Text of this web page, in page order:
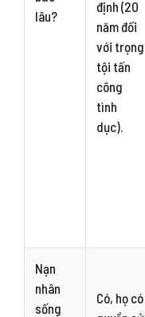
lâu?
định (20
năm đối
với trọng
tội tấn
công
tình
dục).
Nạn
nhân
sống
Có, họ có